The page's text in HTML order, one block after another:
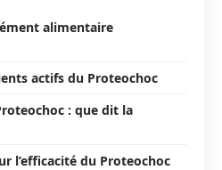
alimentaire
actifs du Proteochoc
: que dit la
l’efficacité du Proteochoc